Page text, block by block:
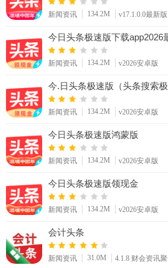
新闻资讯 134.2M v17.1.0.0最新版
今日头条极速版下载app2026
新闻资讯 134.2M v2026安卓版
今.日头条极速版（头条搜索
新闻资讯 134.2M v2026安卓版
今日头条极速版鸿蒙版
新闻资讯 134.2M v2026安卓版
今日头条极速版领现金
新闻资讯 134.2M v2026安卓版
会计头条
新闻资讯 31.0M 4.1.8 财会资讯